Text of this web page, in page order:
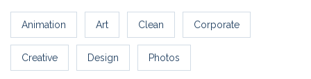
Animation Art Clean Corporate
Creative Design Photos